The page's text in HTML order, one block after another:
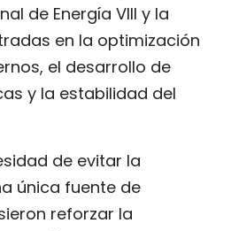
de Energía VIII y la
en la optimización
el desarrollo de
y la estabilidad del
de evitar la
única fuente de
reforzar la